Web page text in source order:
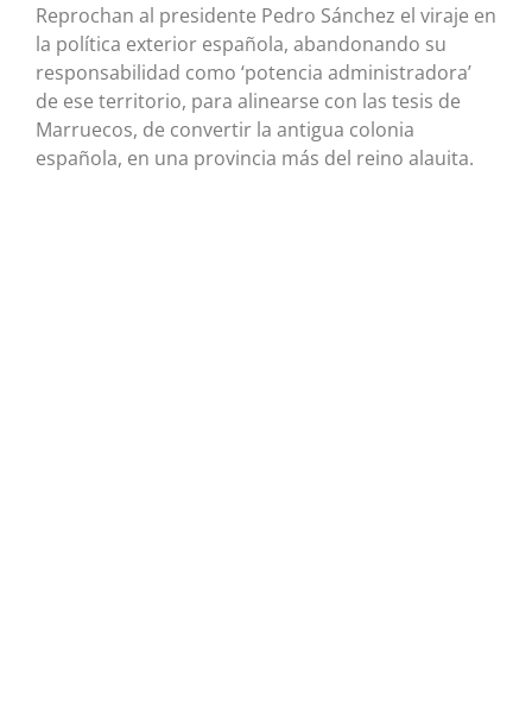
Reprochan al presidente Pedro Sánchez el viraje en
la política exterior española, abandonando su
responsabilidad como ‘potencia administradora’
de ese territorio, para alinearse con las tesis de
Marruecos, de convertir la antigua colonia
española, en una provincia más del reino alauita.